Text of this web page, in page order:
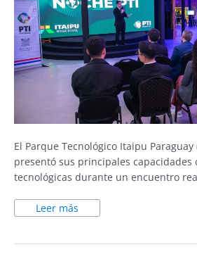
El Parque Tecnológico Itaipu Paraguay
presentó sus principales capacidades
tecnológicas durante un encuentro
Leer más